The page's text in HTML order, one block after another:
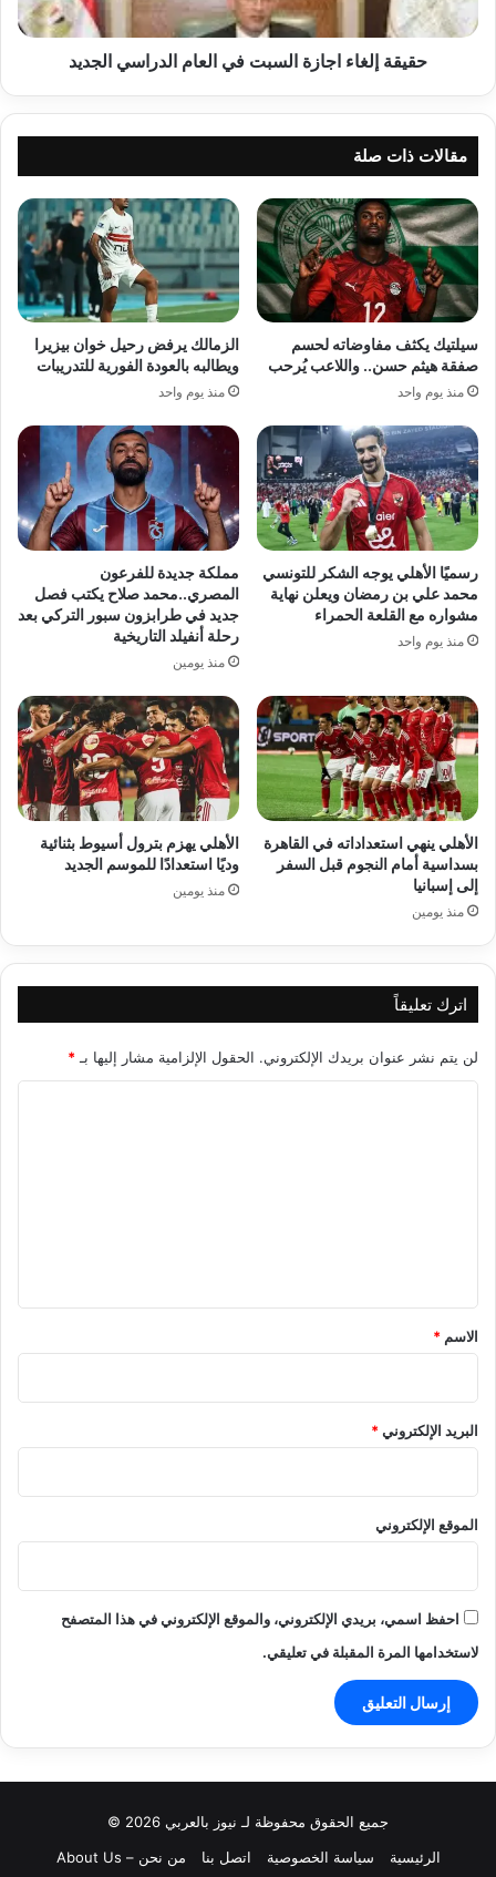
الجديد
حقيقة إلغاء اجازة السبت في العام الدراسي الجديد
مقالات ذات صلة
سيلتيك يكثف مفاوضاته لحسم
صفقة هيثم حسن.. واللاعب يُرحب
منذ يوم واحد
الزمالك يرفض رحيل خوان بيزيرا
ويطالبه بالعودة الفورية للتدريبات
منذ يوم واحد
رسميًا الأهلي يوجه الشكر للتونسي
محمد علي بن رمضان ويعلن نهاية
مشواره مع القلعة الحمراء
منذ يوم واحد
مملكة جديدة للفرعون
المصري..محمد صلاح يكتب فصل
جديد في طرابزون سبور التركي بعد
رحلة أنفيلد التاريخية
منذ يومين
الأهلي ينهي استعداداته في القاهرة
بسداسية أمام النجوم قبل السفر
إلى إسبانيا
منذ يومين
الأهلي يهزم بترول أسيوط بثنائية
وديًا استعدادًا للموسم الجديد
منذ يومين
اترك تعليقاً
لن يتم نشر عنوان بريدك الإلكتروني. الحقول الإلزامية مشار إليها بـ *
*
الاسم *
البريد الإلكتروني*
الموقع الإلكتروني
احفظ اسمي، بريدي الإلكتروني، والموقع الإلكتروني في هذا المتصفح
لاستخدامها المرة المقبلة في تعليقي.
جميع الحقوق محفوظة لـ نيوز بالعربي 2026 ©
الرئيسية
سياسة الخصوصية اتصل بنا من نحن – About Us